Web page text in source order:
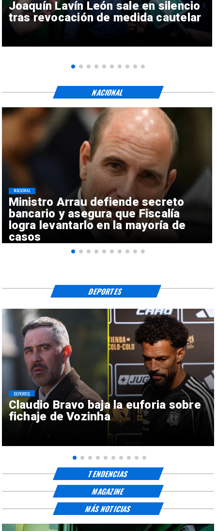
Joaquín Lavín León sale en silencio
tras revocación de medida cautelar
Ministro Arrau defiende secreto
bancario y asegura que Fiscalía
logra levantarlo en la mayoría de
casos
NACIONAL
NACIONAL
Claudio Bravo baja la euforia sobre
fichaje de Vozinha
DEPORTES
DEPORTES
TENDENCIAS
MAGAZINE
MÁS NOTICIAS